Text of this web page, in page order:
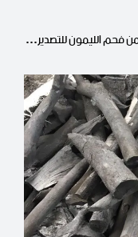
فحم الليمون للتصدير…